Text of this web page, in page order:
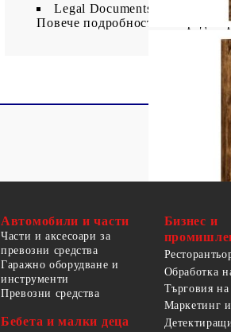
Legal Documents:
Повече подробности за
Автомобили и части
Части и аксесоари за
превозни средства
Гаражно оборудване и
инструменти
Превозни средства
Бебета и малки деца
Бизнес и
Обработка
Търговия
Маркетинг